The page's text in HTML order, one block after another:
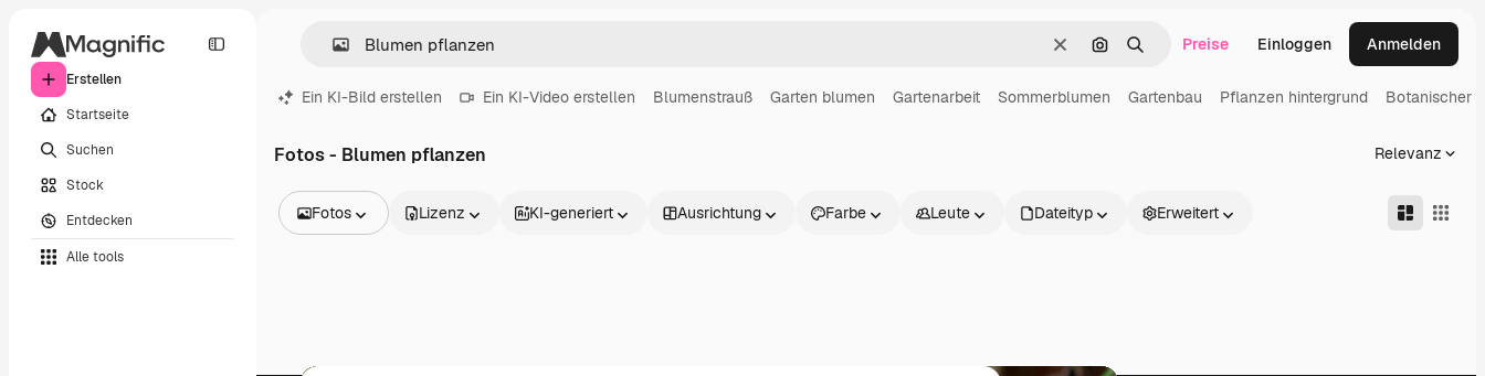
Erstellen
Startseite
Suchen
Stock
Entdecken
Alle tools
LöschenNach Bild suchen
SuchenPreise Einloggen Anmelden
Ein KI-Bild erstellen Ein KI-Video erstellen Blumenstrauß Garten blumen Gartenarbeit Sommerblumen Gartenbau Pflanzen hintergrund Botanischer
Fotos - Blumen pflanzen Relevanz
Fotos Lizenz KI-generiert Ausrichtung Farbe Leute Dateityp Erweitert